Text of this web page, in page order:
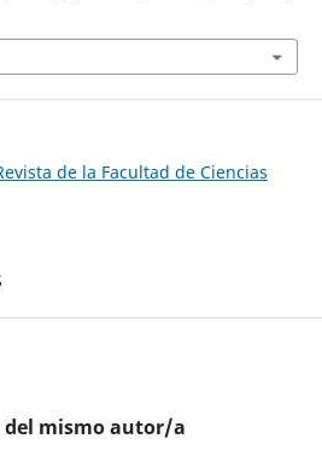
de la Facultad de Ciencias
del mismo autor/a